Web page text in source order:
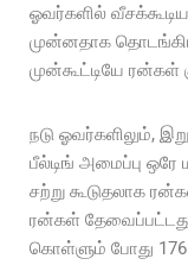
ஓவர்களில்
முன்னதாக
முன்கூட்டியே ரன்கள்
நடு ஓவர்களிலும்,
பீல்டிங் அமைப்பு ஒரே
சற்று கூடுதலாக
ரன்கள்
கொள்ளும் போது 176